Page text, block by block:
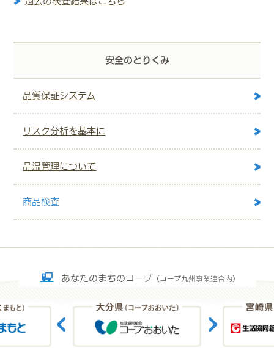
安全のとりくみ
品質保証システム
リスク分析を基本に
品温管理について
商品検査
あなたのまちのコープ （コープ九州事業連合内）